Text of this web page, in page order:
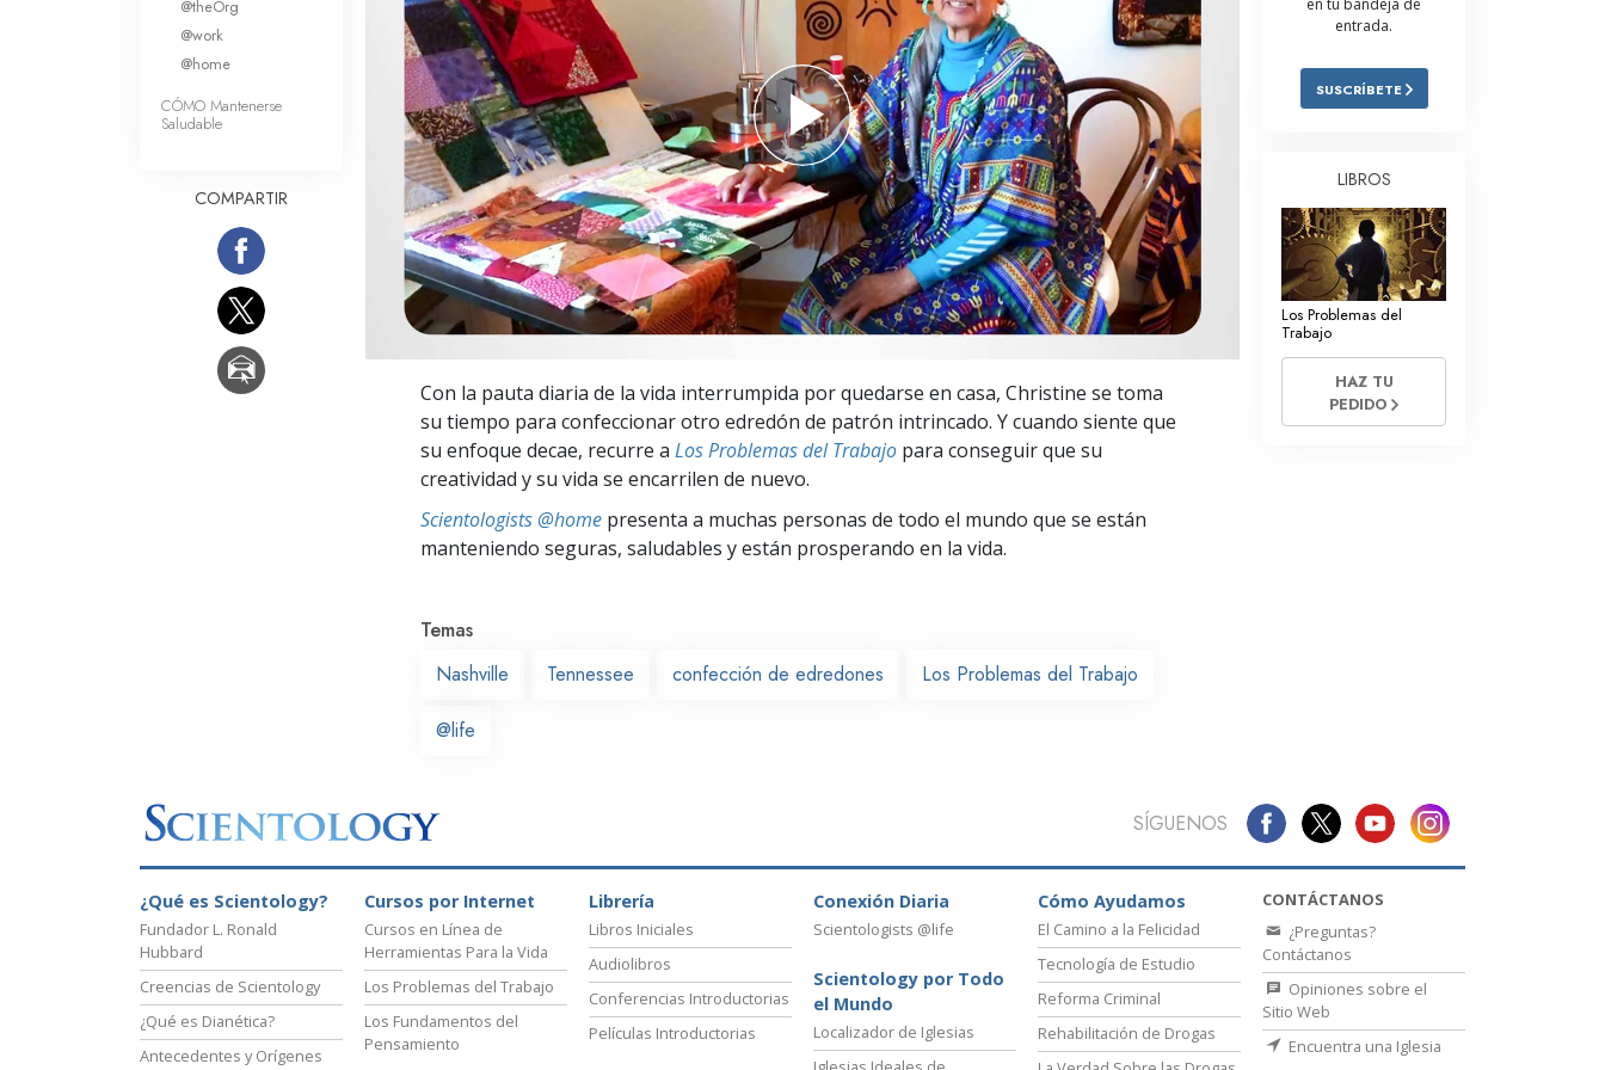
Amor y Odio: ¿Qué es Grandeza?
Respuestas a las Drogas
Herramientas para el Entorno Laboral
La Ética y las
Condiciones
La Causa de la Supresión
Investigaciones
Los Fundamentos de la Organización
Los Fundamentos de las Relaciones
Con la pauta diaria de la vida interrumpida por quedarse en casa, Christine se toma
su tiempo para confeccionar otro edredón de patrón intrincado. Y cuando siente que
su enfoque decae, recurre a Los Problemas del Trabajo para conseguir que su
creatividad y su vida se encarrilen de nuevo.
Scientologists @home presenta a muchas personas de todo el mundo que se están
manteniendo seguras, saludables y están prosperando en la vida.
Temas
Nashville
Tennessee confección de edredones Los Problemas del Trabajo
@life
@theOrg
@work
@home
CÓMO Mantenerse
Saludable
COMPARTIR
en tu bandeja de
entrada.
SUSCRÍBETE
LIBROS
Los Problemas del
Trabajo
HAZ TU
PEDIDO
SÍGUENOS
¿Qué es Scientology?
Fundador L. Ronald
Hubbard
Creencias de Scientology
¿Qué es Dianética?
Antecedentes y Orígenes
Cursos por Internet
Cursos en Línea de
Herramientas Para la Vida
Los Problemas del Trabajo
Los Fundamentos del
Pensamiento
Librería
Libros Iniciales
Audiolibros
Conferencias Introductorias
Películas Introductorias
Conexión Diaria
Scientologists @life
Scientology por Todo
el Mundo
Localizador de Iglesias
Cómo Ayudamos
El Camino a la Felicidad
Tecnología de Estudio
Reforma Criminal
Rehabilitación de Drogas
CONTÁCTANOS
¿Preguntas?
Contáctanos
Opiniones sobre el
Sitio Web
Encuentra una Iglesia